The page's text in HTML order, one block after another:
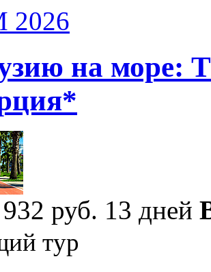
2026
на море:
руб. 13 дней
тур